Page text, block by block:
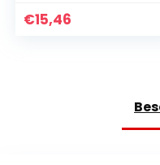
€15,46